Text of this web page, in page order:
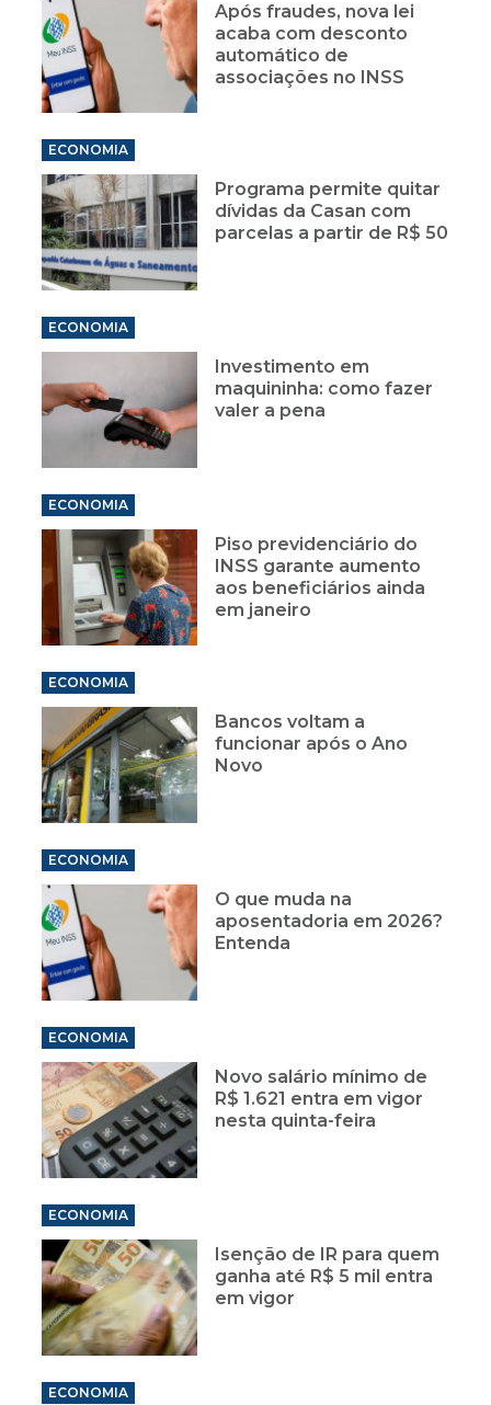
Após fraudes, nova lei
acaba com desconto
automático de
associações no INSS
ECONOMIA
Programa permite quitar
dívidas da Casan com
parcelas a partir de R$ 50
ECONOMIA
Investimento em
maquininha: como fazer
valer a pena
ECONOMIA
Piso previdenciário do
INSS garante aumento
aos beneficiários ainda
em janeiro
ECONOMIA
Bancos voltam a
funcionar após o Ano
Novo
ECONOMIA
O que muda na
aposentadoria em 2026?
Entenda
ECONOMIA
Novo salário mínimo de
R$ 1.621 entra em vigor
nesta quinta-feira
ECONOMIA
Isenção de IR para quem
ganha até R$ 5 mil entra
em vigor
ECONOMIA